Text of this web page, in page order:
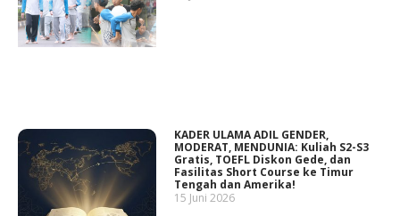
KADER ULAMA ADIL GENDER,
MODERAT, MENDUNIA: Kuliah S2-S3
Gratis, TOEFL Diskon Gede, dan
Fasilitas Short Course ke Timur
Tengah dan Amerika!
15 Juni 2026